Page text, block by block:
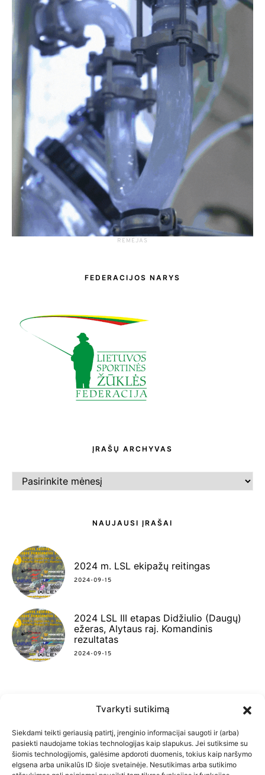
Tvarkyti sutikimą
Siekdami teikti geriausią patirtį, įrenginio informacijai saugoti ir (arba)
pasiekti naudojame tokias technologijas kaip slapukus. Jei sutiksime su
šiomis technologijomis, galėsime apdoroti duomenis, tokius kaip naršymo
elgsena arba unikalūs ID šioje svetainėje. Nesutikimas arba sutikimo
RĖMĖJAS
FEDERACIJOS NARYS
ĮRAŠŲ ARCHYVAS
ARCHYVAS
NAUJAUSI ĮRAŠAI
2024 m. LSL ekipažų reitingas
2024-09-15
2024 LSL III etapas Didžiulio (Daugų)
ežeras, Alytaus raj. Komandinis
rezultatas
2024-09-15